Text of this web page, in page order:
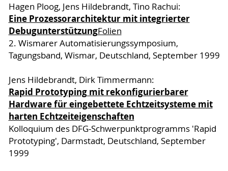
Hagen Ploog, Jens Hildebrandt, Tino Rachui:
Eine Prozessorarchitektur mit integrierter
DebugunterstützungFolien
2. Wismarer Automatisierungssymposium,
Tagungsband, Wismar, Deutschland, September 1999
Jens Hildebrandt, Dirk Timmermann:
Rapid Prototyping mit rekonfigurierbarer
Hardware für eingebettete Echtzeitsysteme mit
harten Echtzeiteigenschaften
Kolloquium des DFG-Schwerpunktprogramms 'Rapid
Prototyping', Darmstadt, Deutschland, September
1999